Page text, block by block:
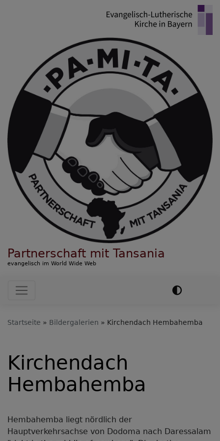
Partnerschaft mit Tansania
evangelisch im World Wide Web
Hauptnavigation
Startseite Bildergalerien Kirchendach Hembahemba
Kirchendach
Hembahemba
Hembahemba liegt nördlich der
Hauptverkehrsachse von Dodoma nach Daressalam